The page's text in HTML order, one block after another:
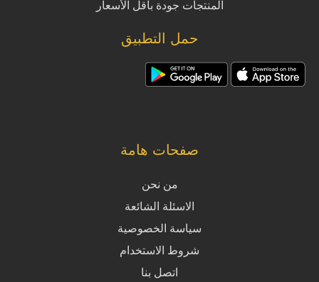
المنتجات جودة بأقل الأسعار
حمل التطبيق
صفحات هامة
من نحن
الاسئلة الشائعة
سياسة الخصوصية
شروط الاستخدام
اتصل بنا